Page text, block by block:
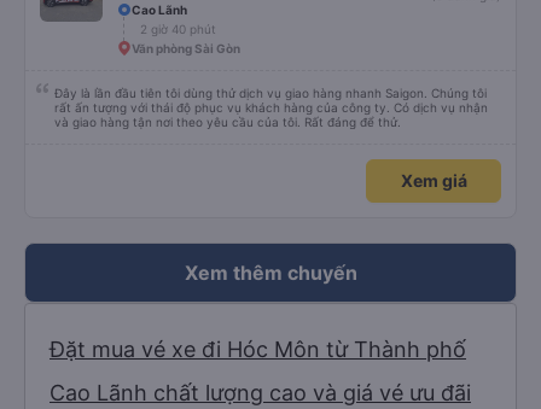
Cao Lãnh
2 giờ 40 phút
Văn phòng Sài Gòn
Đây là lần đầu tiên tôi dùng thử dịch vụ giao hàng nhanh Saigon. Chúng tôi
rất ấn tượng với thái độ phục vụ khách hàng của công ty. Có dịch vụ nhận
và giao hàng tận nơi theo yêu cầu của tôi. Rất đáng để thử.
Xem giá
Xem thêm chuyến
Đặt mua vé xe đi Hóc Môn từ Thành phố
Cao Lãnh chất lượng cao và giá vé ưu đãi